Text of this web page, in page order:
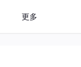
更多